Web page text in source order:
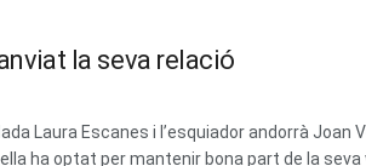
la seva relació
Laura Escanes i l’esquiador andorrà
ha optat per mantenir bona part de la seva